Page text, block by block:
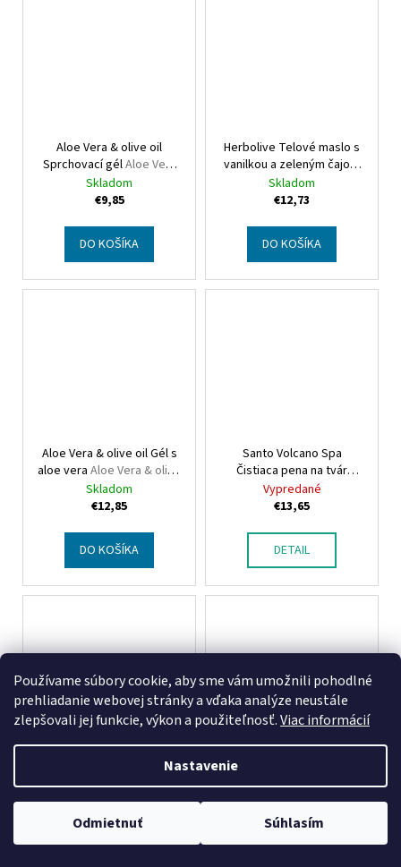
Používame súbory cookie, aby sme vám umožnili pohodlné
prehliadanie webovej stránky a vďaka analýze neustále
zlepšovali jej funkcie, výkon a použiteľnosť.Viac informácií
Nastavenie
Odmietnuť Súhlasím
Aloe Vera & olive oil
Sprchovací gélAloe Vera
& olive oil Shower gel
Skladom
€9,85
DO KOŠÍKA
Herbolive Telové maslo s
vanilkou a zeleným čajom
Herbolive Body butter
vanilla & green tea
Skladom
€12,73
DO KOŠÍKA
Aloe Vera & olive oil Gél s
aloe vera Aloe Vera & olive
oil Aloe vera gel
Skladom
€12,85
DO KOŠÍKA
Santo Volcano Spa
Čistiaca pena na tvár
Santo Volcano Spa Face
cleansing foam
Vypredané
€13,65
DETAIL
Aloe
Vera & olive oil Face
BodyFarm Darčekový set
BodyFarm Gift pack green